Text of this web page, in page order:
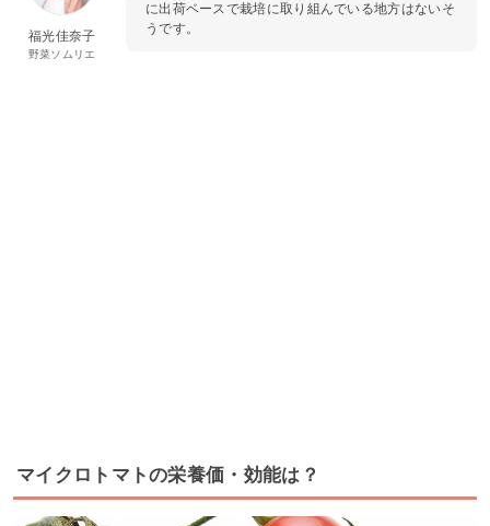
福光佳奈子
野菜ソムリエ
に出荷ベースで栽培に取り組んでいる地方はないそ
うです。
マイクロトマトの栄養価・効能は？